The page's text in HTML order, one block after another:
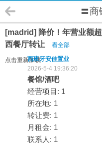
〓商
[madrid] 降价！年营业额
西餐厅转让
看全部
点击重新加载西班牙安佳置业
2026-5-4 19:36:20
餐馆/酒吧
经营项目: 1
所在地: 1
转让费: 1
月租金: 1
联系人: 1